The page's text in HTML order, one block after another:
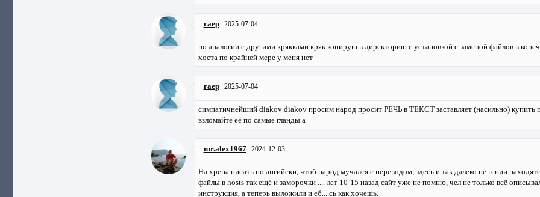
гаер 2025-07-04
по аналогии с другими крякками кряк копирую в директорию с установкой с заменой файлов в
хоста по крайней мере у меня нет
гаер 2025-07-04
симпатичнейший diakov diakov просим народ просит РЕЧЬ в ТЕКСТ заставляет (насильно) купить
взломайте её по самые гланды а
mr.alex1967 2024-12-03
На хрена писать по ангийски, чтоб народ мучался с переводом, здесь и так далеко не гении
файлы в hosts так ещё и заморочки .... лет 10-15 назад сайт уже не помню, чел не только всё
инструкция, а теперь выложили и еб....сь как хочешь.